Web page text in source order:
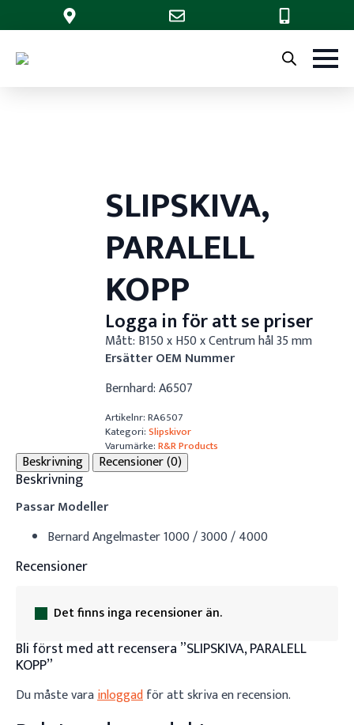
SLIPSKIVA,
PARALELL
KOPP
Logga in för att se priser
Mått: B150 x H50 x Centrum hål 35 mm
Ersätter OEM Nummer
Bernhard: A6507
Artikelnr:RA6507
Kategori:Slipskivor
Varumärke:R&R Products
Beskrivning Recensioner (0)
Beskrivning
Passar Modeller
Bernard Angelmaster 1000 / 3000 / 4000
Recensioner
Det finns inga recensioner än.
Bli först med att recensera ”SLIPSKIVA, PARALELL
KOPP”
Du måste varainloggadför att skriva en recension.